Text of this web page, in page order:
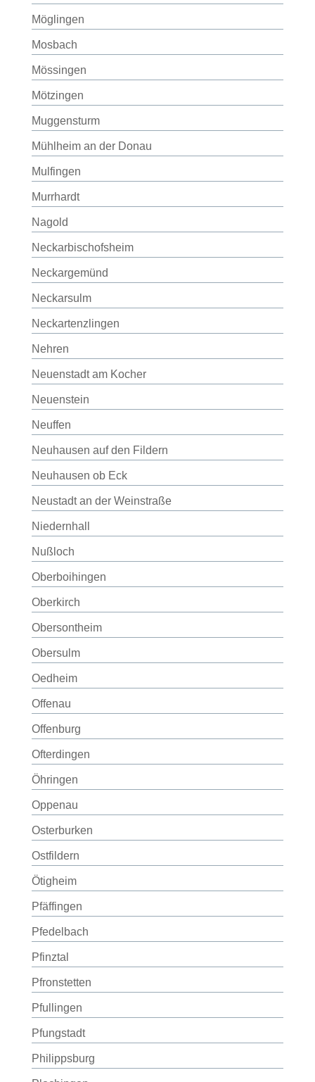
Möglingen
Mosbach
Mössingen
Mötzingen
Muggensturm
Mühlheim an der Donau
Mulfingen
Murrhardt
Nagold
Neckarbischofsheim
Neckargemünd
Neckarsulm
Neckartenzlingen
Nehren
Neuenstadt am Kocher
Neuenstein
Neuffen
Neuhausen auf den Fildern
Neuhausen ob Eck
Neustadt an der Weinstraße
Niedernhall
Nußloch
Oberboihingen
Oberkirch
Obersontheim
Obersulm
Oedheim
Offenau
Offenburg
Ofterdingen
Öhringen
Oppenau
Osterburken
Ostfildern
Ötigheim
Pfäffingen
Pfedelbach
Pfinztal
Pfronstetten
Pfullingen
Pfungstadt
Philippsburg